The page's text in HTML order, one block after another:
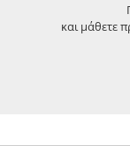
και μάθετε